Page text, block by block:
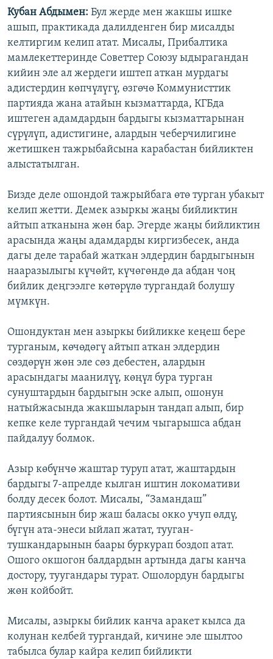
Кубан Абдымен: Бул жерде мен жакшы ишке
ашып, практикада далилденген бир мисалды
келтиргим келип атат. Мисалы, Прибалтика
мамлекеттеринде Советтер Союзу ыдырагандан
кийин эле ал жердеги иштеп аткан мурдагы
адистердин көпчүлүгү, өзгөчө Коммунисттик
партияда жана атайын кызматтарда, КГБда
иштеген адамдардын бардыгы кызматтарынан
сүрүлүп, адистигине, алардын чеберчилигине
жетишкен тажрыбайсына карабастан бийликтен
алыстатылган.
Бизде деле ошондой тажрыйбага өтө турган убакыт
келип жетти. Демек азыркы жаңы бийликтин
айтып атканына жөн бар. Эгерде жаңы бийликтин
арасында жаңы адамдарды киргизбесек, анда
дагы деле тарабай жаткан элдердин бардыгынын
нааразылыгы күчөйт, күчөгөндө да абдан чоң
бийлик деңгээлге көтөрүлө тургандай болушу
мүмкүн.
Ошондуктан мен азыркы бийликке кеңеш бере
турганым, көчөдөгү айтып аткан элдердин
сөздөрүн жөн эле сөз дебестен, алардын
арасындагы маанилүү, көңүл бура турган
сунуштардын бардыгын эске алып, ошонун
натыйжасында жакшыларын тандап алып, бир
кепке келе тургандай чечим чыгарышса абдан
пайдалуу болмок.
Азыр көбүнчө жаштар туруп атат, жаштардын
бардыгы 7-апрелде кылган иштин локомативи
болду десек болот. Мисалы, “Замандаш”
партиясынын бир жаш баласы окко учуп өлдү,
бүгүн ата-энеси ыйлап жатат, тууган-
тушкандарынын баары буркурап боздоп атат.
Ошого окшогон балдардын артында дагы канча
достору, туугандары турат. Ошолордун бардыгы
жөн койбойт.
Мисалы, азыркы бийлик канча аракет кылса да
колунан келбей тургандай, кичине эле шылтоо
табылса булар кайра келип бийликти